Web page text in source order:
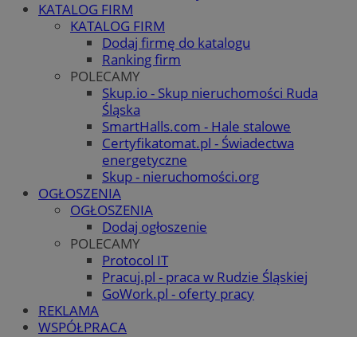
KATALOG FIRM
KATALOG FIRM
Dodaj firmę do katalogu
Ranking firm
POLECAMY
Skup.io - Skup nieruchomości Ruda
Śląska
SmartHalls.com - Hale stalowe
Certyfikatomat.pl - Świadectwa
energetyczne
Skup - nieruchomości.org
OGŁOSZENIA
OGŁOSZENIA
Dodaj ogłoszenie
POLECAMY
Protocol IT
Pracuj.pl - praca w Rudzie Śląskiej
GoWork.pl - oferty pracy
REKLAMA
WSPÓŁPRACA